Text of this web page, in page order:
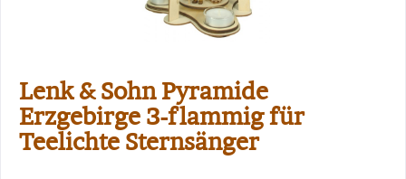
Lenk & Sohn Pyramide
Erzgebirge 3-flammig für
Teelichte Sternsänger